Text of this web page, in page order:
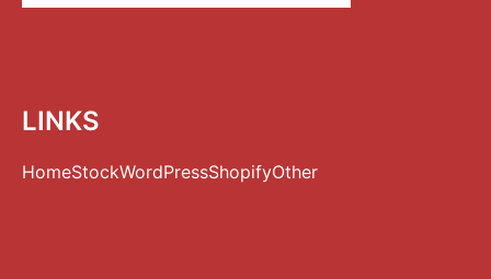
LINKS
HomeStockWordPressShopifyOther